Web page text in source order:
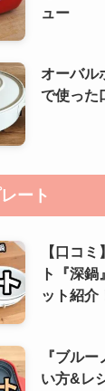
ュー
オーバル
で使った
ート
【口コ
ト『深
ット紹介
『ブル
い方&レ